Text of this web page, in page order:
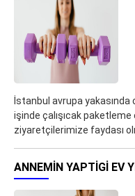
İstanbul avrupa
işinde çalışıcak paketleme
ziyaretçilerimize faydası
ANNEMİN YAPTİGİ EV